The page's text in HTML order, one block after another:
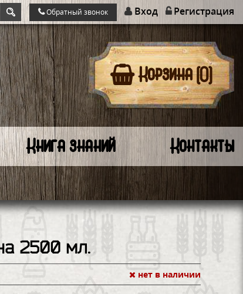
Обратный звонок Вход Регистрация
Корзина (0)
Книга знаний Контакты
2500 мл.
нет в наличии